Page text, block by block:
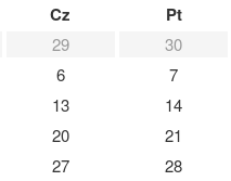
Cz Pt
29 30
6 7
13 14
20 21
27 28